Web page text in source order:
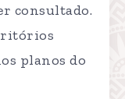
consultado.
planos do